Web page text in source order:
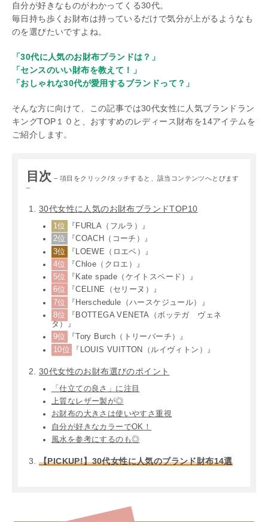
自分が好きなものがわかってくる30代。
毎日持ち歩くお財布は持っているだけで気分が上がるようなも
のを選びたいですよね。
「30代に人気のお財布ブランドは？」
「センスのいい財布を教えて！」
「おしゃれな30代が愛用するブランドって？」
そんな方に向けて、この記事では30代女性に人気ブランドラン
キングTOP１０と、おすすめのレディース財布を14アイテムを
ご紹介します。
目次 – 項目をクリック/タッチすると、該当コンテンツへとびます
–
30代女性に人気のお財布ブランドTOP10
1位
『FURLA（フルラ）』
2位
『COACH（コーチ）』
3位
『LOEWE（ロエベ）』
4位
『Chloe（クロエ）』
5位
『Kate spade（ケイトスペード）』
6位
『CELINE（セリーヌ）』
7位
『Herschedule（ハースケジュール）』
8位
『BOTTEGA VENETA（ボッテガ ヴェネ
タ）』
9位
『Tory Burch（トリーバーチ）』
10位
『LOUIS VUITTON（ルイヴィトン）』
30代女性のお財布選びのポイント
「仕立ての良さ」に注目
上質なレザー製が◎
お財布の大きさは使いやすさ重視
自分が好きなカラーでOK！
風水を参考にするのも◎
【PICKUP!】30代女性に人気のブランド財布14選